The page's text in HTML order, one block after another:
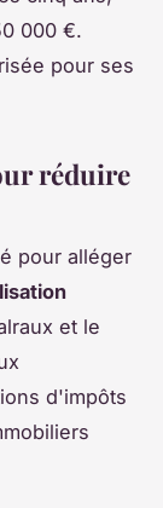
000 €.
pour ses
réduire
pour alléger
et le
d'impôts